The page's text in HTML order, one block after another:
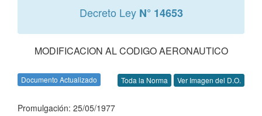
Decreto Ley N° 14653
MODIFICACION AL CODIGO AERONAUTICO
Documento Actualizado Toda la Norma Ver Imagen del D.O.
Promulgación: 25/05/1977